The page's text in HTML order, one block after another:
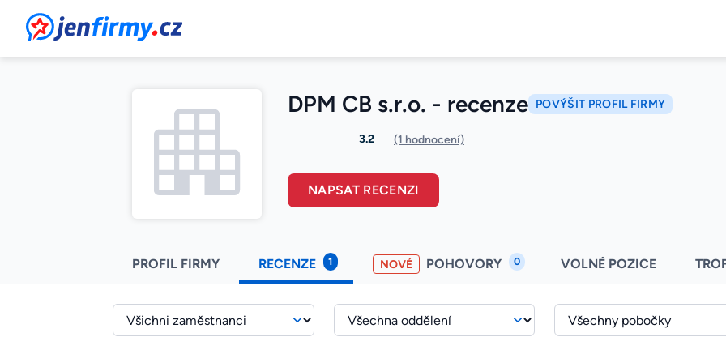
JenFirmy.cz
DPM CB s.r.o. - recenze POVÝŠIT PROFIL FIRMY
3.2 (1 hodnocení)
NAPSAT RECENZI
PROFIL FIRMY RECENZE 1 NOVÉ POHOVORY 0 VOLNÉ POZICE